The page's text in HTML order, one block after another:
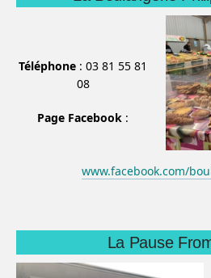
Téléphone : 03 81 55 81
08
Page Facebook :
www.facebook.com/
La Pause